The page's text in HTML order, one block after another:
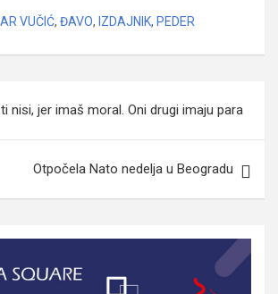
VUČIĆ, ĐAVO, IZDAJNIK, PEDER
nisi, jer imaš moral. Oni drugi imaju para
Otpočela Nato nedelja u Beogradu